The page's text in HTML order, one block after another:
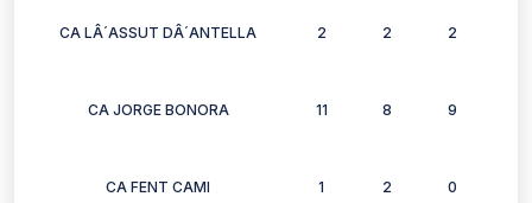
CA LÂ´ASSUT DÂ´ANTELLA 2 2 2
CA JORGE BONORA 11 8 9
CA FENT CAMI 1 2 0